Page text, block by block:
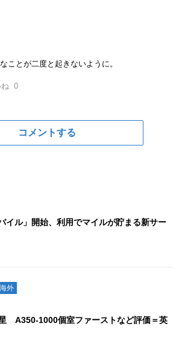
ことが二度と起きないように。
0
コメントする
ル」開始、利用でマイルが貯まる新サー
外
A350-1000個室ファーストなど評価＝英